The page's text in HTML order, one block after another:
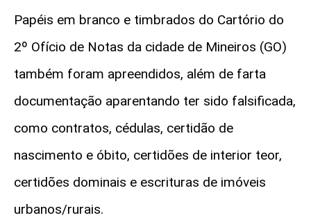
Papéis em branco e timbrados do Cartório do
2º Ofício de Notas da cidade de Mineiros (GO)
também foram apreendidos, além de farta
documentação aparentando ter sido falsificada,
como contratos, cédulas, certidão de
nascimento e óbito, certidões de interior teor,
certidões dominais e escrituras de imóveis
urbanos/rurais.